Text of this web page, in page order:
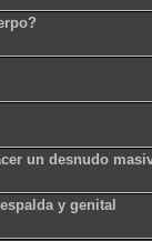
un desnudo
y genital